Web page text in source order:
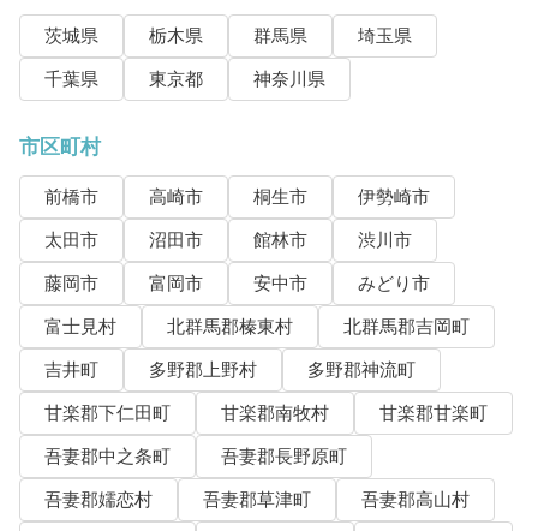
茨城県 栃木県 群馬県
埼玉県
千葉県
東京都 神奈川県
市区町村
前橋市 高崎市 桐生市
伊勢崎市
太田市
沼田市 館林市
渋川市
藤岡市
富岡市 安中市
みどり市
富士見村
北群馬郡榛東村
北群馬郡吉岡町
吉井町
多野郡上野村
多野郡神流町
甘楽郡下仁田町
甘楽郡南牧村
甘楽郡甘楽町
吾妻郡中之条町
吾妻郡長野原町
吾妻郡嬬恋村
吾妻郡草津町
吾妻郡高山村